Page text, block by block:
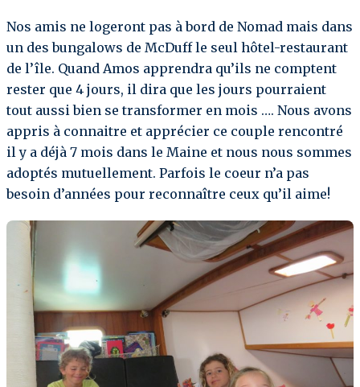
Nos amis ne logeront pas à bord de Nomad mais dans
un des bungalows de McDuff le seul hôtel-restaurant
de l’île. Quand Amos apprendra qu’ils ne comptent
rester que 4 jours, il dira que les jours pourraient
tout aussi bien se transformer en mois …. Nous avons
appris à connaitre et apprécier ce couple rencontré
il y a déjà 7 mois dans le Maine et nous nous sommes
adoptés mutuellement. Parfois le coeur n’a pas
besoin d’années pour reconnaître ceux qu’il aime!